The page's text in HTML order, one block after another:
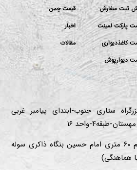
ثبت سفارش
پارکت لمینت
کاغذدیواری
دیوارپوش
قیمت چمن
اخبار
مقالات
ستاری جنوب-ابتدای پیامبر غربی
انبار ۱: جاده قدیم قم ۶۰ متری امام حسین بنگاه ذاکری سوله
هماهنگی)